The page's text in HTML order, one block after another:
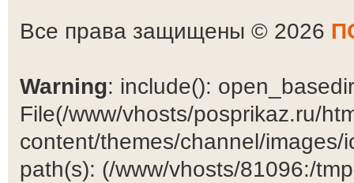
Все права защищены © 2026
Warning: include():
File(/www/vhosts/posprikaz.ru/
content/themes/channel/
path(s): (/www/vhosts/81096:/